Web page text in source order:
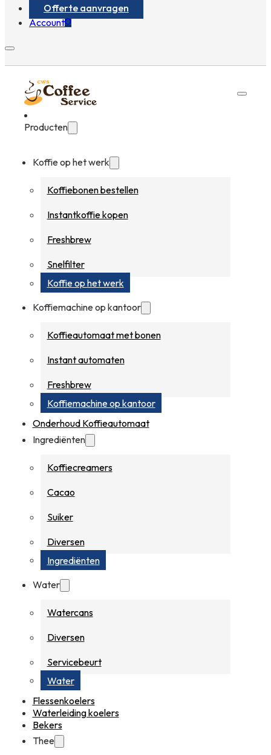
Offerte aanvragen
Account0
Producten
Koffie op het werk
Koffiebonen bestellen
Instantkoffie kopen
Freshbrew
Snelfilter
Koffie op het werk
Koffiemachine op kantoor
Koffieautomaat met bonen
Instant automaten
Freshbrew
Koffiemachine op kantoor
Onderhoud Koffieautomaat
Ingrediënten
Koffiecreamers
Cacao
Suiker
Diversen
Ingrediënten
Water
Watercans
Diversen
Servicebeurt
Water
Flessenkoelers
Waterleiding koelers
Bekers
Thee